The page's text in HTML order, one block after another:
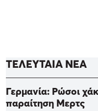
ΤΕΛΕΥΤΑΙΑ ΝΕΑ
Γερμανία: Ρώσοι
παραίτηση Μερτς